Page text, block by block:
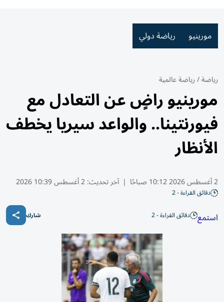
مورينيو رياضة دولي
رياضة/رياضة عالمية
مورينيو راضٍ عن التعادل مع
فيورنتينا.. والواعد سيريا يخطف
الأنظار
2 أغسطس 2026 10:12 صباحًا | آخر تحديث:2 أغسطس 10:39 2026
دقائق القراءة - 2
استمع دقائق القراءة - 2 شارك